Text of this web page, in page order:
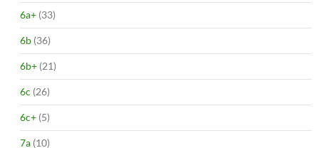
6a+ (33)
6b (36)
6b+ (21)
6c (26)
6c+ (5)
7a (10)